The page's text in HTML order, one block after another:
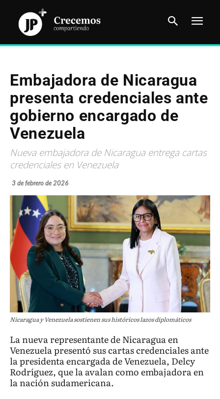
Embajadora de Nicaragua
presenta credenciales ante
gobierno encargado de
Venezuela
Nueva embajadora de Nicaragua entrega cartas
credenciales en Venezuela
3 de febrero de 2026
Nicaragua y Venezuela sostienen sus históricos lazos diplomáticos
La nueva representante de Nicaragua en
Venezuela presentó sus cartas credenciales ante
la presidenta encargada de Venezuela, Delcy
Rodríguez, que la avalan como embajadora en
la nación sudamericana.